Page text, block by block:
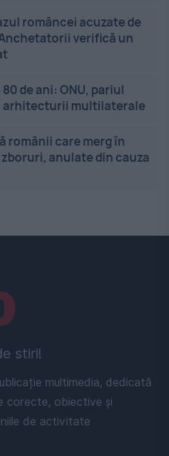
româncei acuzate de
verifică un
de ani: ONU, pariul
arhitecturii multilaterale
românii care merg în
anulate din cauza
stiri!
multimedia, dedicată
corecte, obiective și
de activitate